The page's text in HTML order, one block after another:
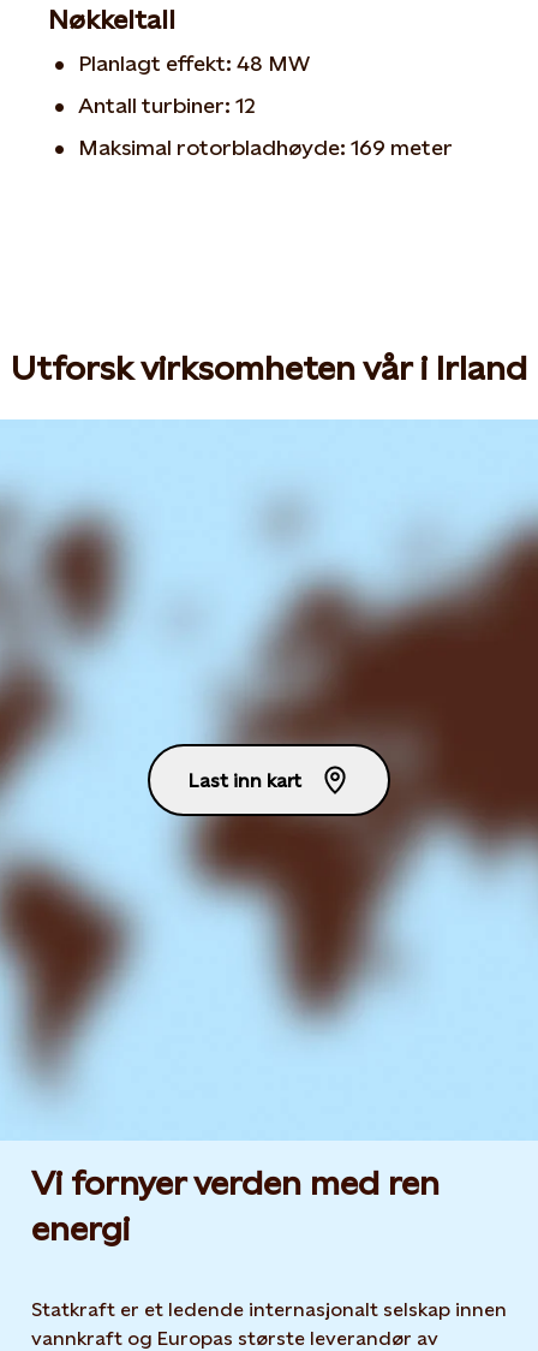
Nøkkeltall
Planlagt effekt: 48 MW
Antall turbiner: 12
Maksimal rotorbladhøyde: 169 meter
Utforsk virksomheten vår i Irland
Last inn kart
Vi fornyer verden med ren
energi
Statkraft er et ledende internasjonalt selskap innen
vannkraft og Europas største leverandør av